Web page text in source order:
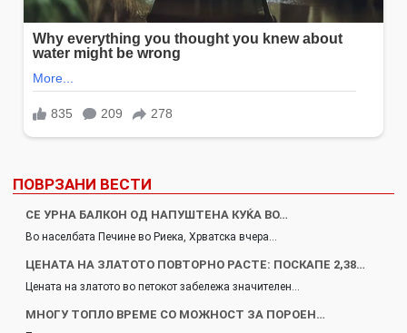
ПОВРЗАНИ ВЕСТИ
СЕ УРНА БАЛКОН ОД НАПУШТЕНА КУЌА ВО…
Во населбата Печине во Риека, Хрватска вчера…
ЦЕНАТА НА ЗЛАТОТО ПОВТОРНО РАСТЕ: ПОСКАПЕ 2,38…
Цената на златото во петокот забележа значителен…
МНОГУ ТОПЛО ВРЕМЕ СО МОЖНОСТ ЗА ПОРОЕН…